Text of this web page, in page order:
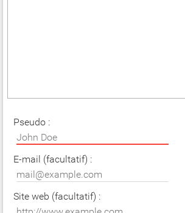
Pseudo :
E-mail (facultatif) :
Site web (facultatif) :